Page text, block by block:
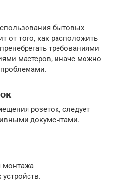
бытовых
от того, как расположить
требованиями
мастеров, иначе можно
розеток, следует
документами.
монтажа
устройств.